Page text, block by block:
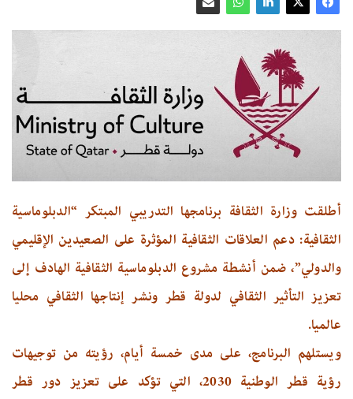
أطلقت وزارة الثقافة برنامجها التدريبي المبتكر “الدبلوماسية
الثقافية: دعم العلاقات الثقافية المؤثرة على الصعيدين الإقليمي
والدولي”، ضمن أنشطة مشروع الدبلوماسية الثقافية الهادف إلى
تعزيز التأثير الثقافي لدولة قطر ونشر إنتاجها الثقافي محليا
عالميا.
ويستلهم البرنامج، على مدى خمسة أيام، رؤيته من توجيهات
رؤية قطر الوطنية 2030، التي تؤكد على تعزيز دور قطر